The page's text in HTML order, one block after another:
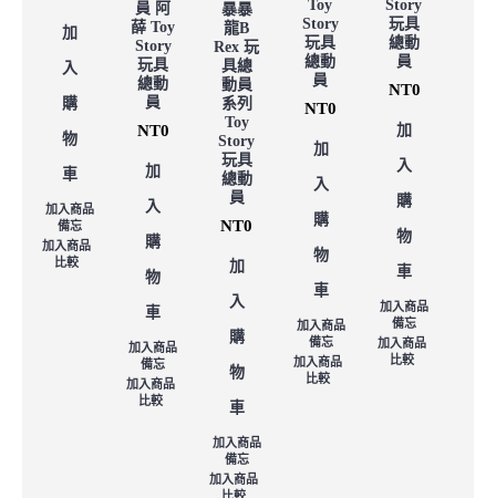
加
入
購
物
車
加入商品
備忘
加入商品
比較
員 阿
薛 Toy
Story
玩具
總動
員
NT0
加
入
購
物
車
加入商品
備忘
加入商品
比較
暴暴
龍B
Rex 玩
具總
動員
系列
Toy
Story
玩具
總動
員
NT0
加
入
購
物
車
加入商品
備忘
加入商品
Toy
Story
玩具
總動
員
NT0
加
入
購
物
車
加入商品
備忘
加入商品
比較
Story
玩具
總動
員
NT0
加
入
購
物
車
加入商品
備忘
加入商品
比較